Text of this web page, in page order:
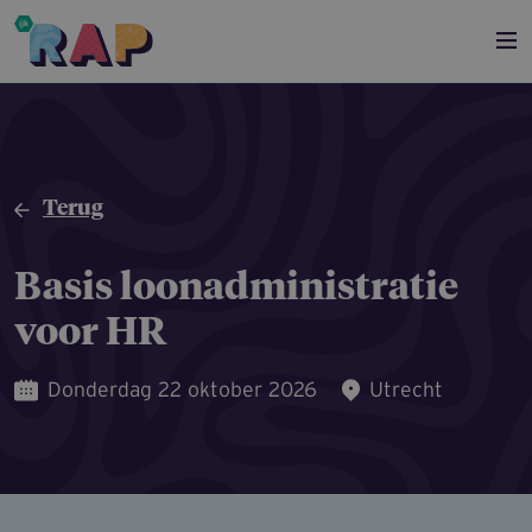
Overslaan en naar de inhoud gaan
Terug
Basis loonadmi­ni­stratie
voor HR
Donderdag 22 oktober 2026 Utrecht